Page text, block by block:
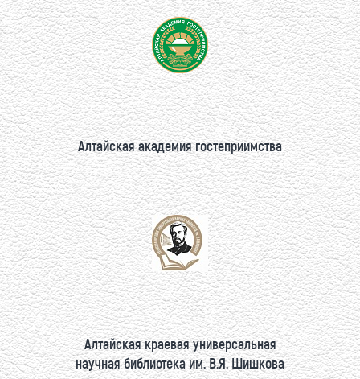
Алтайская академия гостеприимства
Алтайская краевая универсальная
научная библиотека им. В.Я. Шишкова